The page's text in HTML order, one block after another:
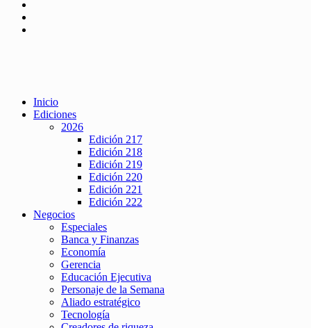
Inicio
Ediciones
2026
Edición 217
Edición 218
Edición 219
Edición 220
Edición 221
Edición 222
Negocios
Especiales
Banca y Finanzas
Economía
Gerencia
Educación Ejecutiva
Personaje de la Semana
Aliado estratégico
Tecnología